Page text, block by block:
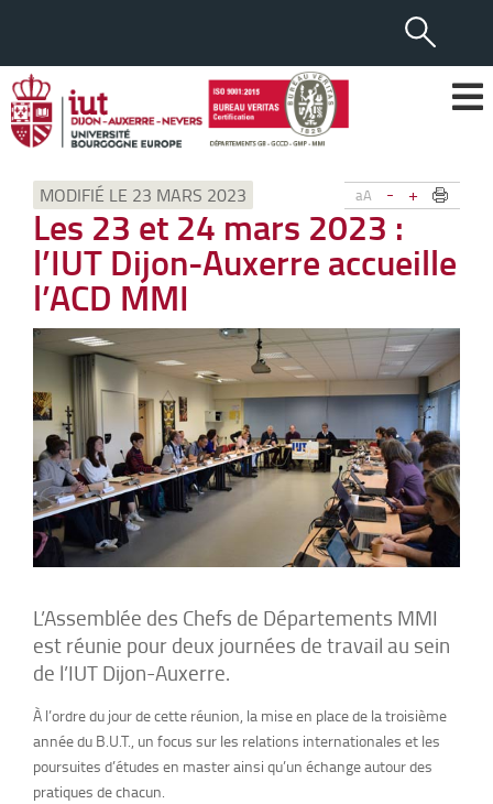
aA - +
MODIFIÉ LE 23 MARS 2023
Les 23 et 24 mars 2023 :
l’IUT Dijon-Auxerre accueille
l’ACD MMI
L’Assemblée des Chefs de Départements MMI
est réunie pour deux journées de travail au sein
de l’IUT Dijon-Auxerre.
À l’ordre du jour de cette réunion, la mise en place de la troisième
année du B.U.T., un focus sur les relations internationales et les
poursuites d’études en master ainsi qu’un échange autour des
pratiques de chacun.